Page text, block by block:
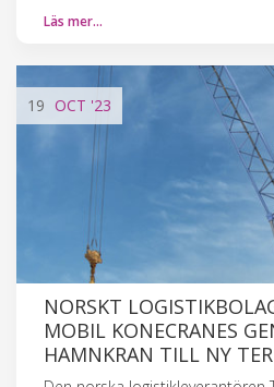
Läs mer…
19 OCT '23
NORSKT
MOBIL KONECRANES
HAMNKRAN TILL NY